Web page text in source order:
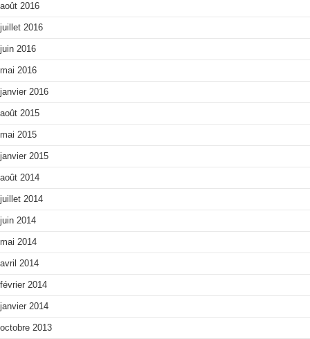
août 2016
juillet 2016
juin 2016
mai 2016
janvier 2016
août 2015
mai 2015
janvier 2015
août 2014
juillet 2014
juin 2014
mai 2014
avril 2014
février 2014
janvier 2014
octobre 2013